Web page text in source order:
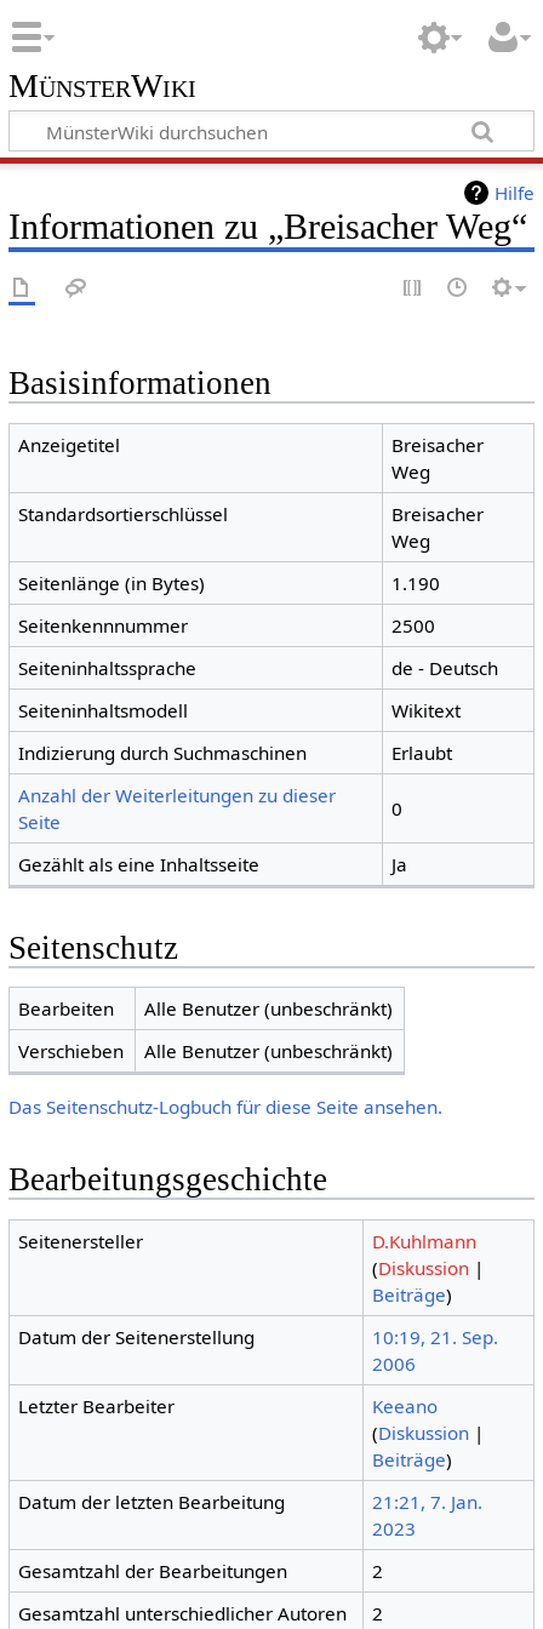
MünsterWiki
Hilfe
Informationen zu „Breisacher Weg“
Basisinformationen
Anzeigetitel
Breisacher
Weg
Standardsortierschlüssel
Breisacher
Weg
Seitenlänge (in Bytes)
1.190
Seitenkennnummer
2500
Seiteninhaltssprache
de - Deutsch
Seiteninhaltsmodell
Wikitext
Indizierung durch Suchmaschinen
Erlaubt
Anzahl der Weiterleitungen zu dieser
Seite
0
Gezählt als eine Inhaltsseite Ja
Seitenschutz
Bearbeiten
Alle Benutzer (unbeschränkt)
Verschieben
Alle Benutzer (unbeschränkt)
Das Seitenschutz-Logbuch für diese Seite ansehen.
Bearbeitungsgeschichte
Seitenersteller
D.Kuhlmann
(Diskussion |
Beiträge)
Datum der Seitenerstellung
10:19, 21. Sep.
2006
Letzter Bearbeiter
Keeano
(Diskussion |
Beiträge)
Datum der letzten Bearbeitung
21:21, 7. Jan.
2023
Gesamtzahl der Bearbeitungen
2
Gesamtzahl unterschiedlicher Autoren
2